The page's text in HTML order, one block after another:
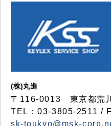
(株)丸進
〒116-0013 東京都荒
TEL：03-3805-2511 /
sk-toukyo@msk-